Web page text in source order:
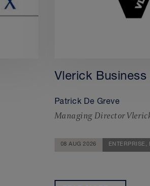
Vlerick
Patrick De Greve
Managing Director
08 AUG 2026 ENTERPRISE,